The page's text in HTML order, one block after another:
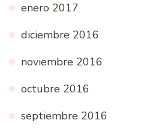
enero 2017
diciembre 2016
noviembre 2016
octubre 2016
septiembre 2016